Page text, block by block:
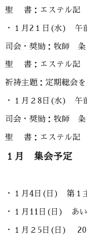
聖 書：エステル記
・１月2１日(水)
司会・奨励：牧師
聖 書：エステル記
祈祷主題：定期総会
・１月２8日(水)
司会・奨励：牧師
聖 書：エステル記
１月 集会予定
・１月4日(日) 第１
・１月11日(日) あ
・１月２5日(日)